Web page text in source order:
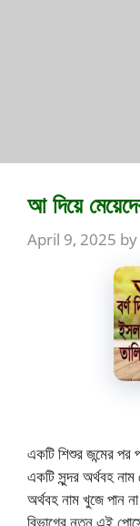
আ দিয়ে
April 9, 2025 by
একটি শিশুর জন্মের পর
একটি সুন্দর অর্থবহ
অর্থবহ নাম খুজে পান